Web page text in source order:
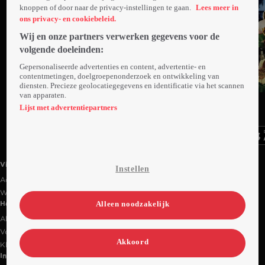
Ga
naar
Videoland
Actiecode
Werken bij RTL
Handige links
Alle films & series
Veelgestelde vragen
Klantenservice
Informatie
knoppen of door naar de privacy-instellingen te gaan.
Lees meer in
ons privacy- en cookiebeleid.
Wij en onze partners verwerken gegevens voor de
volgende doeleinden:
Gepersonaliseerde advertenties en content, advertentie- en
contentmetingen, doelgroepenonderzoek en ontwikkeling van
diensten. Precieze geolocatiegegevens en identificatie via het scannen
van apparaten.
Lijst met advertentiepartners
Instellen
Alleen noodzakelijk
Akkoord